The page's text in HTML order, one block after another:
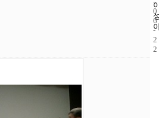
0
6
-
2
2